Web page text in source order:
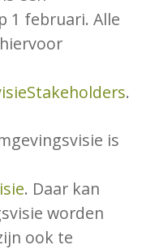
1 februari. Alle
.
is
. Daar kan
worden
ook te